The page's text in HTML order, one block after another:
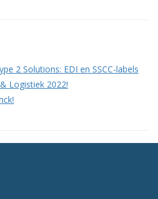
2 Solutions: EDI en SSCC-labels
Logistiek 2022!